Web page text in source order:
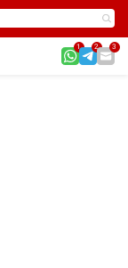
1 2 3